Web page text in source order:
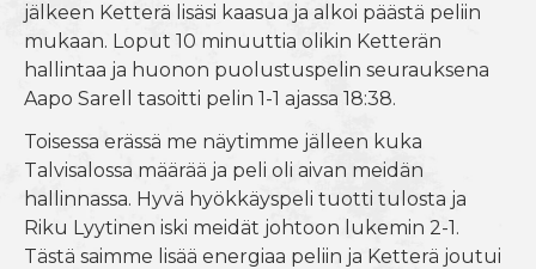
jälkeen Ketterä lisäsi kaasua ja alkoi päästä peliin
mukaan. Loput 10 minuuttia olikin Ketterän
hallintaa ja huonon puolustuspelin seurauksena
Aapo Sarell tasoitti pelin 1-1 ajassa 18:38.
Toisessa erässä me näytimme jälleen kuka
Talvisalossa määrää ja peli oli aivan meidän
hallinnassa. Hyvä hyökkäyspeli tuotti tulosta ja
Riku Lyytinen iski meidät johtoon lukemin 2-1.
Tästä saimme lisää energiaa peliin ja Ketterä joutui